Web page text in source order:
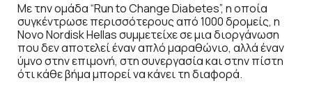
Με την ομάδα “Run to Change Diabetes”, η οποία
συγκέντρωσε περισσότερους από 1000 δρομείς, η
Novo Nordisk Hellas συμμετείχε σε μια διοργάνωση
που δεν αποτελεί έναν απλό μαραθώνιο, αλλά έναν
ύμνο στην επιμονή, στη συνεργασία και στην πίστη
ότι κάθε βήμα μπορεί να κάνει τη διαφορά.